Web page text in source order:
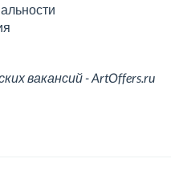
вакансий - ArtOffers.ru